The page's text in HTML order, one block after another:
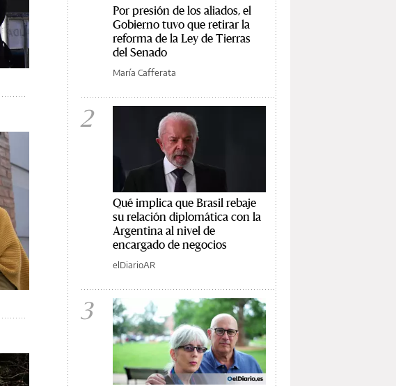
Por presión de los aliados, el
Gobierno tuvo que retirar la
reforma de la Ley de Tierras
del Senado
María Cafferata
2
Qué implica que Brasil rebaje
su relación diplomática con la
Argentina al nivel de
encargado de negocios
elDiarioAR
3